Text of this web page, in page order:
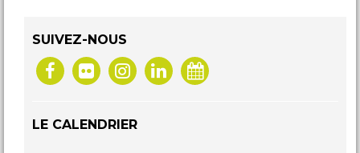
SUIVEZ-NOUS
LE CALENDRIER